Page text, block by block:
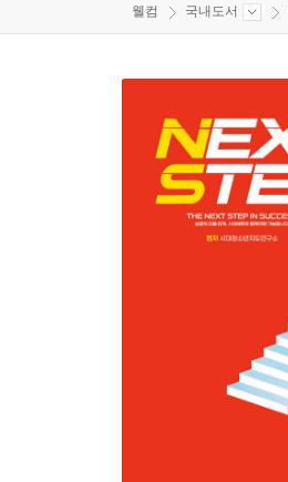
웰컴 국내도서